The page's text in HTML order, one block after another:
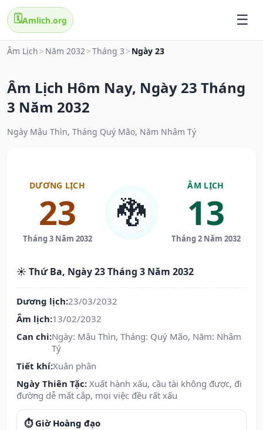
🗓️Amlich.org
Âm Lịch > Năm 2032>Tháng 3 > Ngày 23
Âm Lịch Hôm Nay, Ngày 23 Tháng
3 Năm 2032
Ngày Mậu Thìn, Tháng Quý Mão, Năm Nhâm Tý
DƯƠNG LỊCH
23
Tháng 3 Năm 2032
🐉
ÂM LỊCH
13
Tháng 2 Năm 2032
☀️ Thứ Ba, Ngày 23 Tháng 3 Năm 2032
Dương lịch:23/03/2032
Âm lịch:13/02/2032
Can chi:Ngày: Mậu Thìn, Tháng: Quý Mão, Năm: Nhâm
Tý
Tiết khí:Xuân phân
Ngày Thiên Tặc: Xuất hành xấu, cầu tài không được, đi
đường dễ mất cắp, mọi việc đều rất xấu
⏱️ Giờ Hoàng đạo